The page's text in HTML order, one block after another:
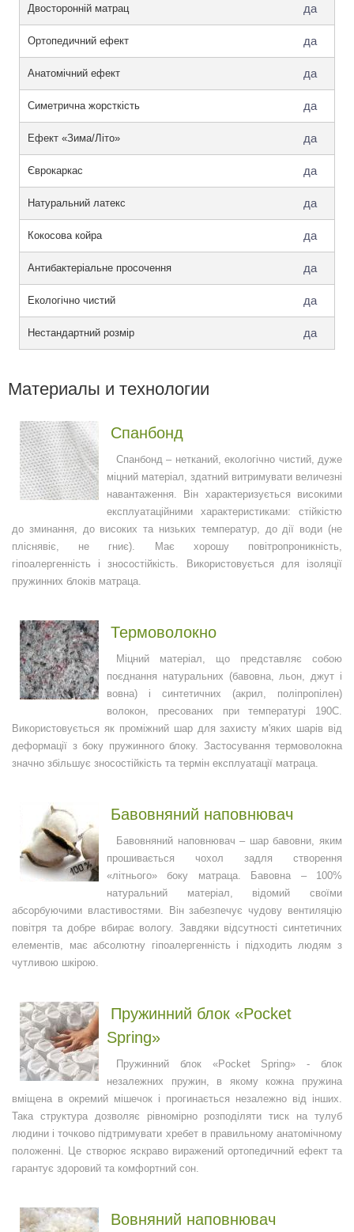
Двосторонній матрац да
Ортопедичний ефект да
Анатомічний ефект да
Симетрична жорсткість да
Ефект «Зима/Літо» да
Єврокаркас да
Натуральний латекс да
Кокосова койра да
Антибактеріальне просочення да
Екологічно чистий да
Нестандартний розмір да
Материалы и технологии
Спанбонд
Спанбонд – нетканий, екологічно чистий, дуже
міцний матеріал, здатний витримувати величезні
навантаження. Він характеризується високими
експлуатаційними характеристиками: стійкістю
до зминання, до високих та низьких температур, до дії води (не
пліснявіє, не гниє). Має хорошу повітропроникність,
гіпоалергенність і зносостійкість. Використовується для ізоляції
пружинних блоків матраца.
Термоволокно
Міцний матеріал, що представляє собою
поєднання натуральних (бавовна, льон, джут і
вовна) і синтетичних (акрил, поліпропілен)
волокон, пресованих при температурі 190С.
Використовується як проміжний шар для захисту м'яких шарів від
деформації з боку пружинного блоку. Застосування термоволокна
значно збільшує зносостійкість та термін експлуатації матраца.
Бавовняний наповнювач
Бавовняний наповнювач – шар бавовни, яким
прошивається чохол задля створення
«літнього» боку матраца. Бавовна – 100%
натуральний матеріал, відомий своїми
абсорбуючими властивостями. Він забезпечує чудову вентиляцію
повітря та добре вбирає вологу. Завдяки відсутності синтетичних
елементів, має абсолютну гіпоалергенність і підходить людям з
чутливою шкірою.
Пружинний блок «Pocket
Spring»
Пружинний блок «Pocket Spring» - блок
незалежних пружин, в якому кожна пружина
вміщена в окремий мішечок і прогинається незалежно від інших.
Така структура дозволяє рівномірно розподіляти тиск на тулуб
людини і точково підтримувати хребет в правильному анатомічному
положенні. Це створює яскраво виражений ортопедичний ефект та
гарантує здоровий та комфортний сон.
Вовняний наповнювач